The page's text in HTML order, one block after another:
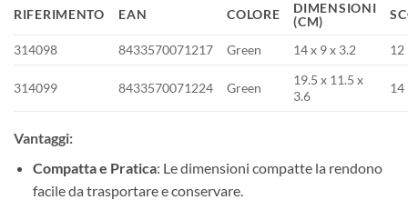
RIFERIMENTO EAN COLORE
DIMENSIONI
(CM)
314098 8433570071217 Green 14 x 9 x 3.2 12
314099 8433570071224 Green
19.5 x 11.5 x
3.6
14
Vantaggi:
Compatta e Pratica: Le dimensioni compatte la rendono
facile da trasportare e conservare.